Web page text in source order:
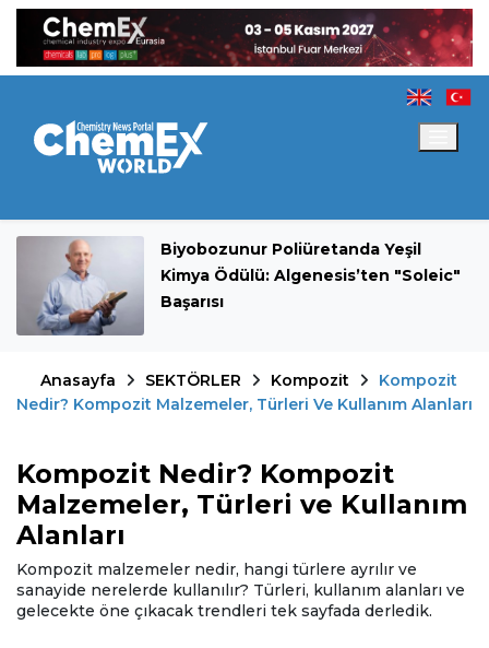
Biyobozunur Poliüretanda Yeşil
Kimya Ödülü: Algenesis’ten "Soleic"
Başarısı
Anasayfa SEKTÖRLER Kompozit
Kompozit
Nedir? Kompozit Malzemeler, Türleri Ve Kullanım Alanları
Kompozit Nedir? Kompozit
Malzemeler, Türleri ve Kullanım
Alanları
Kompozit malzemeler nedir, hangi türlere ayrılır ve
sanayide nerelerde kullanılır? Türleri, kullanım alanları ve
gelecekte öne çıkacak trendleri tek sayfada derledik.